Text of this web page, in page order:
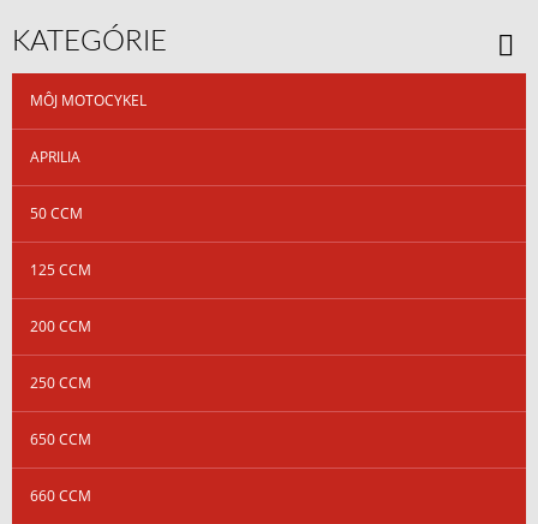
KATEGÓRIE
MÔJ MOTOCYKEL
APRILIA
50 CCM
125 CCM
200 CCM
250 CCM
650 CCM
660 CCM